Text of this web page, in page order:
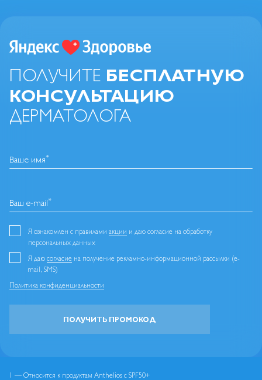
ПОЛУЧИТЕ БЕСПЛАТНУЮ
КОНСУЛЬТАЦИЮ
ДЕРМАТОЛОГА
Ваше имя*
Ваш e-mail*
Я ознакомлен с правилами акции и даю согласие на обработку
персональных данных
Я даю согласие на получение рекламно-информационной рассылки (e-
mail, SMS)
Политика конфиденциальности
ПОЛУЧИТЬ ПРОМОКОД
1 — Относится к продуктам Anthelios с SPF50+